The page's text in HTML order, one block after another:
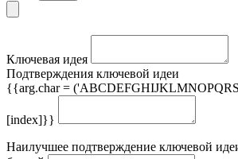
Ключевая идея
Подтверждения ключевой идеи
{{arg.char =
[index]}}
Наилучшее подтверждение ключевой